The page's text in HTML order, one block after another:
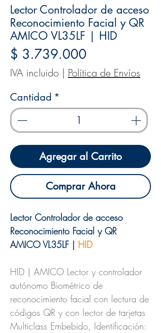
Lector Controlador de acceso
Reconocimiento Facial y QR
AMICO VL35LF | HID
$ 3.739.000
IVA incluido | Política de Envíos
Cantidad *
Agregar al Carrito
Comprar Ahora
Lector Controlador de acceso
Reconocimiento Facial y QR
AMICO VL35LF | HID
HID | AMICO Lector y controlador
autónomo Biométrico de
reconocimiento facial con lectura de
códigos QR y con lector de tarjetas
Multiclass Embebido, Identificación: